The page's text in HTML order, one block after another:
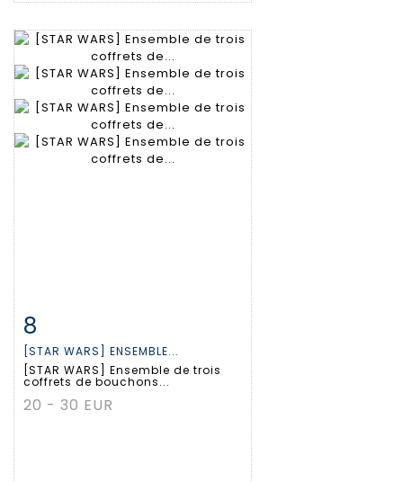
Fiche détaillée
8
[STAR WARS] ENSEMBLE...
[STAR WARS] Ensemble de trois
coffrets de bouchons...
20 - 30 EUR